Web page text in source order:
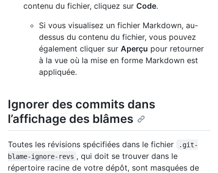
contenu du fichier, cliquez sur Code.
Si vous visualisez un fichier Markdown, au-
dessus du contenu du fichier, vous pouvez
également cliquer sur Aperçu pour retourner
à la vue où la mise en forme Markdown est
appliquée.
Ignorer des commits dans
l’affichage des blâmes
Toutes les révisions spécifiées dans le fichier
.git-
blame-ignore-revs , qui doit se trouver dans le
répertoire racine de votre dépôt, sont masquées de